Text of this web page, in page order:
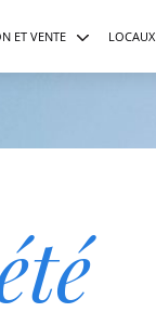
ET VENTE